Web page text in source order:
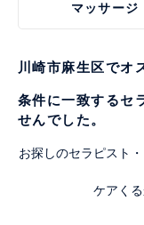
マッサージ
川崎市麻生区でオ
条件に一致するセ
せんでした。
お探しのセラピスト
ケアく